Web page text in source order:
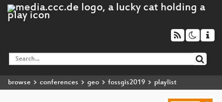
browse conferences geo fossgis2019 playlist